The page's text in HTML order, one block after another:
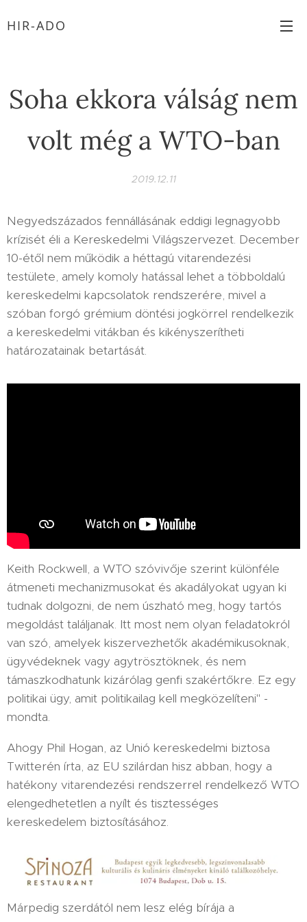
HIR-ADO
Soha ekkora válság nem
volt még a WTO-ban
2019.12.11
Negyedszázados fennállásának eddigi legnagyobb
krízisét éli a Kereskedelmi Világszervezet. December
10-étől nem működik a héttagú vitarendezési
testülete, amely komoly hatással lehet a többoldalú
kereskedelmi kapcsolatok rendszerére, mivel a
szóban forgó grémium döntési jogkörrel rendelkezik
a kereskedelmi vitákban és kikényszerítheti
határozatainak betartását.
Keith Rockwell, a WTO szóvivője szerint különféle
átmeneti mechanizmusokat és akadályokat ugyan ki
tudnak dolgozni, de nem úszható meg, hogy tartós
megoldást találjanak. Itt most nem olyan feladatokról
van szó, amelyek kiszervezhetők akadémikusoknak,
ügyvédeknek vagy agytrösztöknek, és nem
támaszkodhatunk kizárólag genfi szakértőkre. Ez egy
politikai ügy, amit politikailag kell megközelíteni" -
mondta.
Ahogy Phil Hogan, az Unió kereskedelmi biztosa
Twitterén írta, az EU szilárdan hisz abban, hogy a
hatékony vitarendezési rendszerrel rendelkező WTO
elengedhetetlen a nyílt és tisztességes
kereskedelem biztosításához.
Márpedig szerdától nem lesz elég bírája a